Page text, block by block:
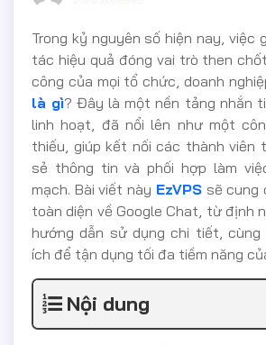
Trong kỷ nguyên số hiện nay, việc
tác hiệu quả đóng vai trò then
công của mọi tổ chức, doanh
là gì? Đây là một nền tảng nhắn
linh hoạt, đã nổi lên như một
thiếu, giúp kết nối các thành viên
sẻ thông tin và phối hợp làm
mạch. Bài viết này EzVPSsẽ cung
toàn diện về Google Chat, từ định
hướng dẫn sử dụng chi tiết, cùng
ích để tận dụng tối đa tiềm năng
Nội dung